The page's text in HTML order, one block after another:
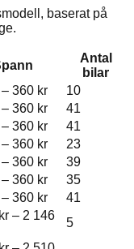
baserat på
Antal
bilar
– 360 kr
10
– 360 kr
41
– 360 kr
41
– 360 kr
23
– 360 kr
39
– 360 kr
35
– 360 kr
41
– 2 146
5